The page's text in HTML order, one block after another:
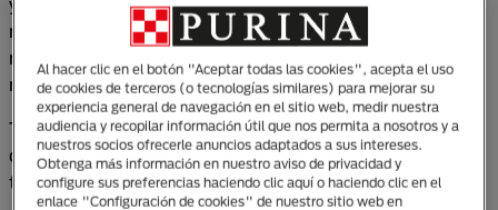
mamá; sin embargo, el que su cuerpo comience a
madurar sexualmente, no significa que deba ser
madre muy pronto.
Tener una gata en celo puede ser una experiencia
complicada para todos los miembros de la familia y
también para la propia gatita.
Al hacer clic en el botón "Aceptar todas las cookies", acepta el uso
de cookies de terceros (o tecnologías similares) para mejorar su
experiencia general de navegación en el sitio web, medir nuestra
audiencia y recopilar información útil que nos permita a nosotros y a
nuestros socios ofrecerle anuncios adaptados a sus intereses.
Obtenga más información en nuestro aviso de privacidad y
configure sus preferencias haciendo clic aquí o haciendo clic en el
enlace "Configuración de cookies" de nuestro sitio web en